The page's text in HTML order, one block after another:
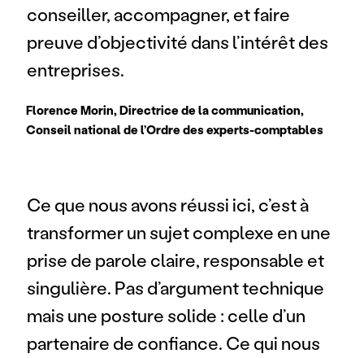
conseiller, accompagner, et faire
preuve d’objectivité dans l’intérêt des
entreprises.
Florence Morin, Directrice de la communication,
Conseil national de l’Ordre des experts-comptables
Ce que nous avons réussi ici, c’est à
transformer un sujet complexe en une
prise de parole claire, responsable et
singulière. Pas d’argument technique
mais une posture solide : celle d’un
partenaire de confiance. Ce qui nous